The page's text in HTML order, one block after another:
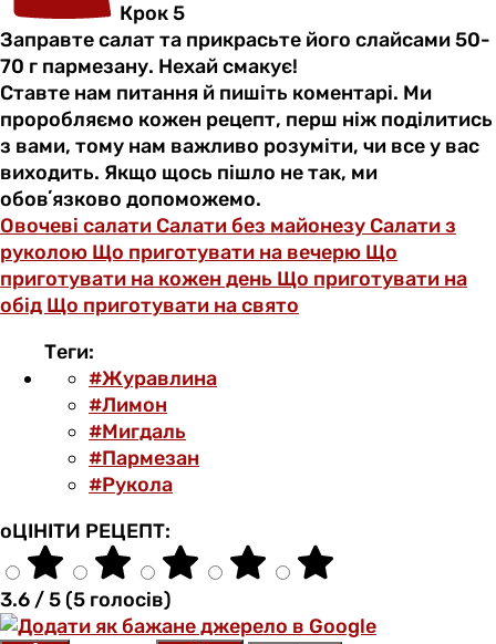
Крок 5
Заправте салат та прикрасьте його слайсами 50-
70 г пармезану. Нехай смакує!
Ставте нам питання й пишіть коментарі. Ми
проробляємо кожен рецепт, перш ніж поділитись
з вами, тому нам важливо розуміти, чи все у вас
виходить. Якщо щось пішло не так, ми
обовʼязково допоможемо.
Овочеві салати Салати без майонезу Салати з
руколою Що приготувати на вечерю Що
приготувати на кожен день Що приготувати на
обід Що приготувати на свято
Теги:
#Журавлина
#Лимон
#Мигдаль
#Пармезан
#Рукола
оЦІНІТИ РЕЦЕПТ:
3.6 / 5 (5 голосів)